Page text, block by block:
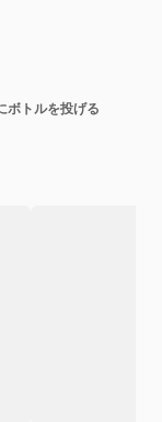
ボトルを投げる